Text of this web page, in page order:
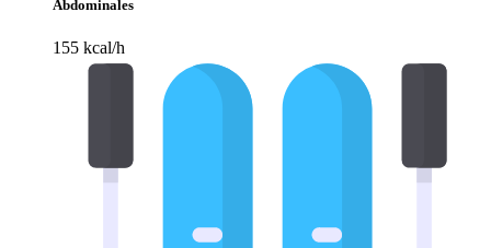
Abdominales
155 kcal/h